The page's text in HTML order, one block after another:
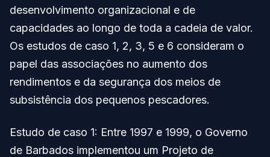
desenvolvimento organizacional e de
capacidades ao longo de toda a cadeia de valor.
Os estudos de caso 1, 2, 3, 5 e 6 consideram o
papel das associações no aumento dos
rendimentos e da segurança dos meios de
subsistência dos pequenos pescadores.
Estudo de caso 1: Entre 1997 e 1999, o Governo
de Barbados implementou um Projeto de